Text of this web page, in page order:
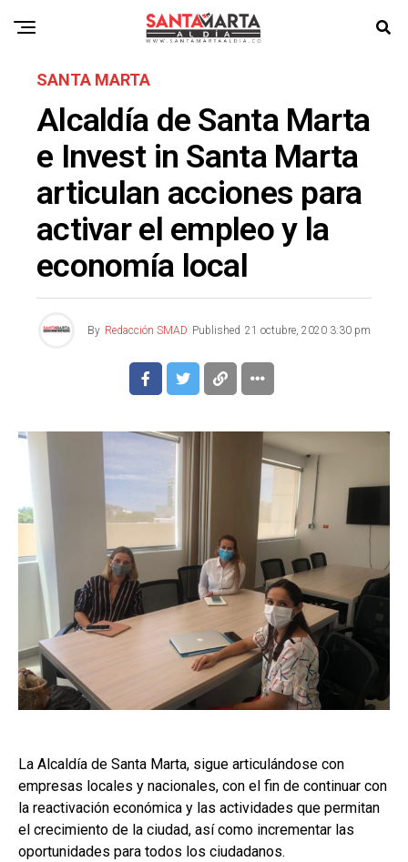
SANTA MARTA
Alcaldía de Santa Marta
e Invest in Santa Marta
articulan acciones para
activar el empleo y la
economía local
By Redacción SMAD Published 21 octubre, 2020 3:30 pm
La Alcaldía de Santa Marta, sigue articulándose con
empresas locales y nacionales, con el fin de continuar con
la reactivación económica y las actividades que permitan
el crecimiento de la ciudad, así como incrementar las
oportunidades para todos los ciudadanos.